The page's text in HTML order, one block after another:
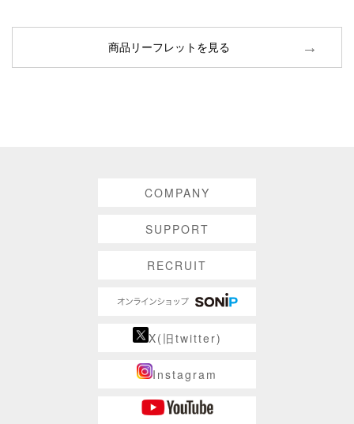
商品リーフレットを見る
COMPANY
SUPPORT
RECRUIT
X(旧twitter)
Instagram